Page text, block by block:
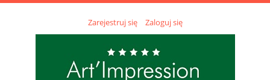
Zarejestruj się Zaloguj się